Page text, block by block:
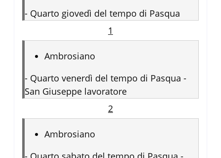
- Quarto giovedì del tempo di Pasqua
1
Ambrosiano
- Quarto venerdì del tempo di Pasqua -
San Giuseppe lavoratore
2
Ambrosiano